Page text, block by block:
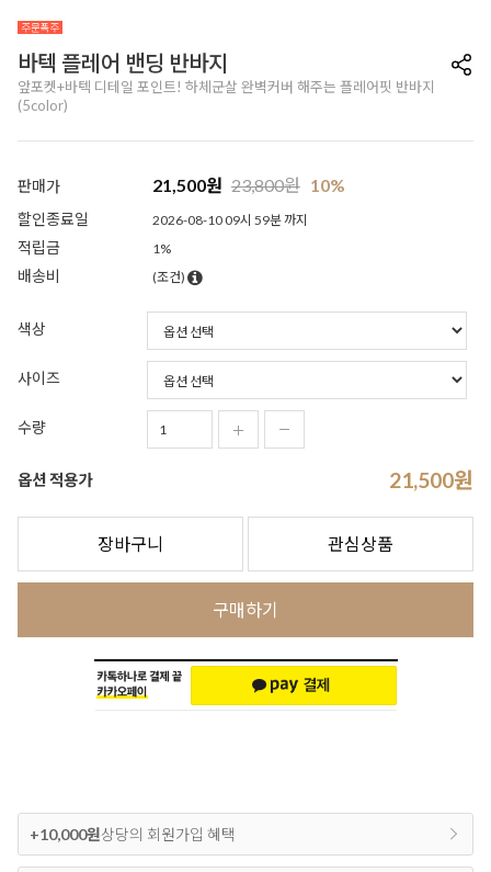
바텍 플레어 밴딩 반바지
앞포켓+바텍 디테일 포인트! 하체군살 완벽커버 해주는 플레어핏 반바지
(5color)
판매가 21,500원 23,800원 10%
할인종료일 2026-08-10 09시 59분 까지
적립금 1%
배송비 (조건)
색상
사이즈
수량
옵션 적용가 21,500원
장바구니 관심상품
구매하기
+10,000원상당의 회원가입 혜택